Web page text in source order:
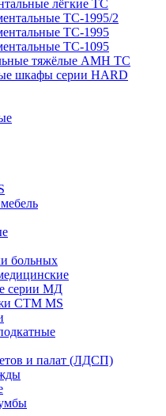
лёгкие ТС
ТС-1995/2
TC-1995
TC-1095
тяжёлые AMH TC
шкафы серии HARD
больных
серии МД
СТМ MS
и палат (ЛДСП)